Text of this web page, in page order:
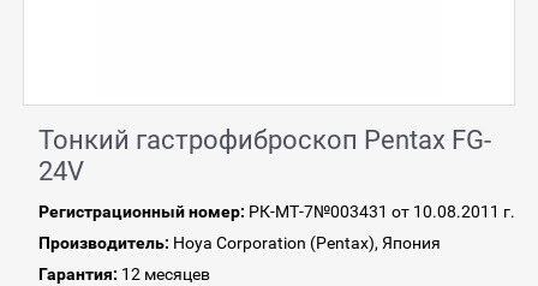
Тонкий гастрофиброскоп Pentax FG-
24V
Регистрационный номер: РК-МТ-7№003431 от 10.08.2011 г.
Производитель: Hoya Corporation (Pentax), Япония
Гарантия: 12 месяцев